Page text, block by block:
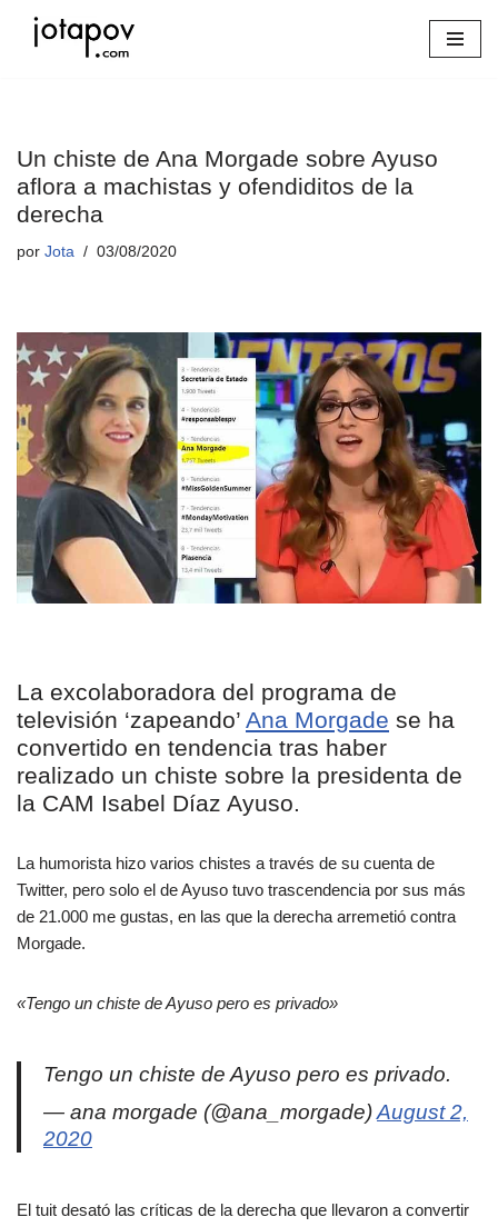
Un chiste de Ana Morgade sobre Ayuso
aflora a machistas y ofendiditos de la
derecha
por Jota 03/08/2020
La excolaboradora del programa de
televisión ‘zapeando’ Ana Morgade se ha
convertido en tendencia tras haber
realizado un chiste sobre la presidenta de
la CAM Isabel Díaz Ayuso.
La humorista hizo varios chistes a través de su cuenta de
Twitter, pero solo el de Ayuso tuvo trascendencia por sus más
de 21.000 me gustas, en las que la derecha arremetió contra
Morgade.
«Tengo un chiste de Ayuso pero es privado»
Tengo un chiste de Ayuso pero es privado.
— ana morgade (@ana_morgade)August 2,
2020
El tuit desató las críticas de la derecha que llevaron a convertir